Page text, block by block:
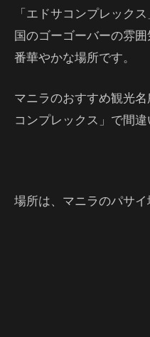
「エドサコンプレック
国のゴーゴーバーの雰
番華やかな場所です。
マニラのおすすめ観光
コンプレックス」で間違
場所は、マニラのパサイ